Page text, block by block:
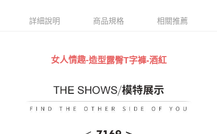
每筆NT$60，滿NT$999(含以上)免運費
每筆NT$60，滿NT$999(含以上)免運費
711取貨付款
詳細說明 商品規格 相關推薦
女人情趣-造型露臀T字褲-酒紅